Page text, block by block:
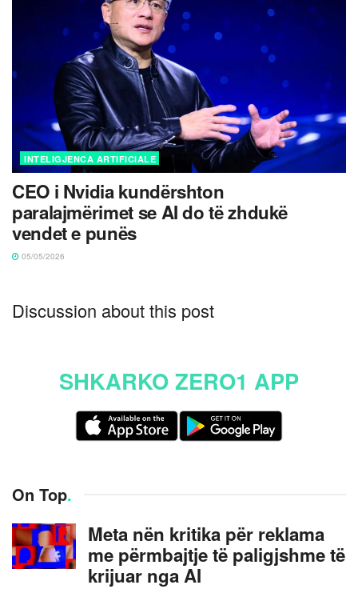
INTELIGJENCA ARTIFICIALE
CEO i Nvidia kundërshton
paralajmërimet se AI do të zhdukë
vendet e punës
05/05/2026
Discussion about this post
SHKARKO ZERO1 APP
On Top.
Meta nën kritika për reklama
me përmbajtje të paligjshme të
krijuar nga AI